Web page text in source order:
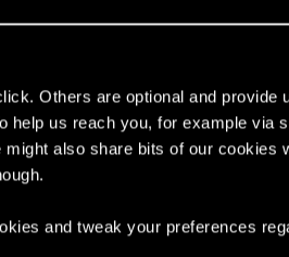
Others are optional and provide
help us reach you, for example via
also share bits of our cookies
and tweak your preferences
do PC